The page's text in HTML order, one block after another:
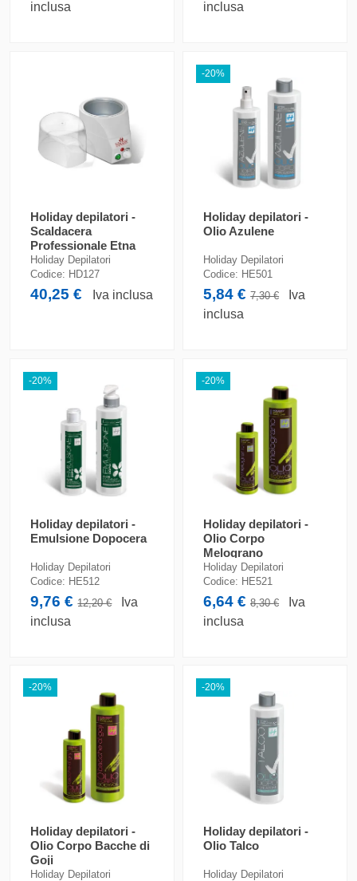
inclusa
inclusa
Holiday depilatori -
Scaldacera
Professionale Etna
Holiday Depilatori
Codice: HD127
40,25 € Iva inclusa
-20%
Holiday depilatori -
Olio Azulene
Holiday Depilatori
Codice: HE501
5,84 €7,30 €
Iva
inclusa
-20%
Holiday depilatori -
Emulsione Dopocera
Holiday Depilatori
Codice: HE512
9,76 €12,20 €
Iva
inclusa
-20%
Holiday depilatori -
Olio Corpo
Melograno
Holiday Depilatori
Codice: HE521
6,64 €8,30 €
Iva
inclusa
-20%
Holiday depilatori -
Olio Corpo Bacche di
Goji
Holiday Depilatori
-20%
Holiday depilatori -
Olio Talco
Holiday Depilatori